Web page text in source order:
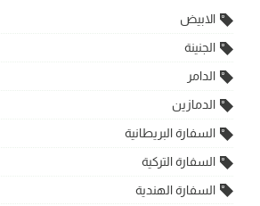
الابيض
الجنينة
الدامر
الدمازين
السفارة البريطانية
السفارة التركية
السفارة الهندية